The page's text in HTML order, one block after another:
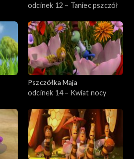
odcinek 12 – Taniec pszczół
Pszczółka Maja
odcinek 14 – Kwiat nocy